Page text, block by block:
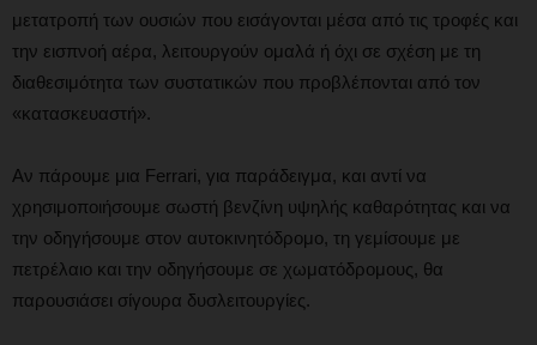
μετατροπή των ουσιών που εισάγονται μέσα από τις τροφές και
την εισπνοή αέρα, λειτουργούν ομαλά ή όχι σε σχέση με τη
διαθεσιμότητα των συστατικών που προβλέπονται από τον
«κατασκευαστή».
Αν πάρουμε μια Ferrari, για παράδειγμα, και αντί να
χρησιμοποιήσουμε σωστή βενζίνη υψηλής καθαρότητας και να
την οδηγήσουμε στον αυτοκινητόδρομο, τη γεμίσουμε με
πετρέλαιο και την οδηγήσουμε σε χωματόδρομους, θα
παρουσιάσει σίγουρα δυσλειτουργίες.